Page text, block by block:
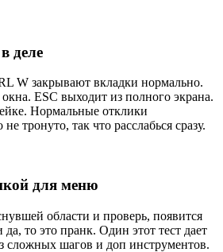
деле
W закрывают вкладки нормально.
ESC выходит из полного экрана.
Нормальные отклики
тронуто, так что расслабься сразу.
для меню
области и проверь, появится
то это пранк. Один этот тест дает
сложных шагов и доп инструментов.